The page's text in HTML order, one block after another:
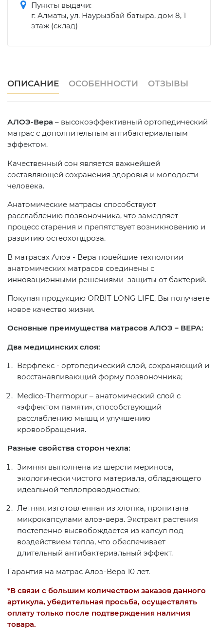
Пункты выдачи:
г. Алматы, ул. Наурызбай батыра, дом 8, 1
этаж (склад)
ОПИСАНИЕ ОСОБЕННОСТИ ОТЗЫВЫ
АЛОЭ-Вера – высокоэффективный ортопедический
матрас с дополнительным антибактериальным
эффектом.
Качественный сон является важнейшей
составляющей сохранения здоровья и молодости
человека.
Анатомические матрасы способствуют
расслаблению позвоночника, что замедляет
процесс старения и препятствует возникновению и
развитию остеохондроза.
В матрасах Алоэ - Вера новейшие технологии
анатомических матрасов соединены с
инновационными решениями защиты от бактерий.
Покупая продукцию ORBIT LONG LIFE, Вы получаете
новое качество жизни.
Основные преимущества матрасов АЛОЭ – ВЕРА:
Два медицинских слоя:
Верфлекс - ортопедический слой, сохраняющий и
восстанавливающий форму позвоночника;
Medico-Thermopur – анатомический слой с
«эффектом памяти», способствующий
расслаблению мышц и улучшению
кровообращения.
Разные свойства сторон чехла:
Зимняя выполнена из шерсти мериноса,
экологически чистого материала, обладающего
идеальной теплопроводностью;
Летняя, изготовленная из хлопка, пропитана
микрокапсулами алоэ-вера. Экстракт растения
постепенно высвобождается из капсул под
воздействием тепла, что обеспечивает
длительный антибактериальный эффект.
Гарантия на матрас Алоэ-Вера 10 лет.
*В связи с большим количеством заказов данного
артикула, убедительная просьба, осуществлять
оплату только после подтверждения наличия
товара.